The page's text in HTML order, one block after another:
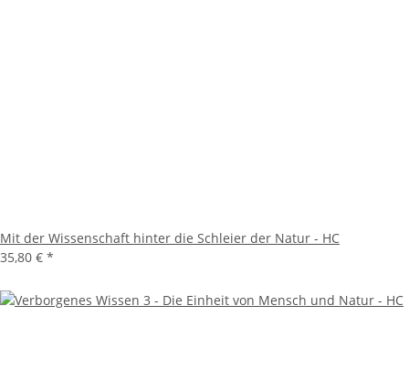
Mit der Wissenschaft hinter die Schleier der Natur - HC
35,80 € *